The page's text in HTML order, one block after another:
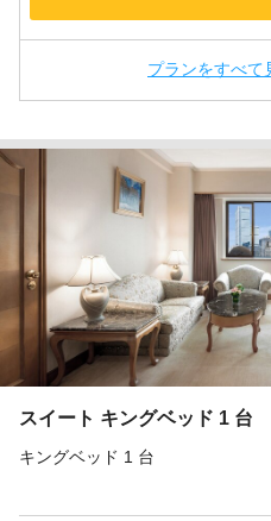
プランをすべて
スイート キングベッド 1 台
キングベッド 1 台